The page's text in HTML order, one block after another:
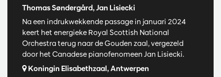
Thomas Søndergård, Jan Lisiecki
Na een indrukwekkende passage in januari 2024
keert het energieke Royal Scottish National
Orchestra terug naar de Gouden zaal, vergezeld
door het Canadese pianofenomeen Jan Lisiecki.
Koningin Elisabethzaal, Antwerpen